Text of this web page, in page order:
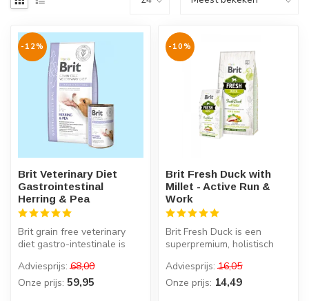
-12%
Brit Veterinary Diet
Gastrointestinal
Herring & Pea
Brit grain free veterinary
diet gastro-intestinale is
ontw...
Adviesprijs: 68,00
Onze prijs: 59,95
-10%
Brit Fresh Duck with
Millet - Active Run &
Work
Brit Fresh Duck is een
superpremium, holistisch
honden, ...
Adviesprijs: 16,05
Onze prijs: 14,49